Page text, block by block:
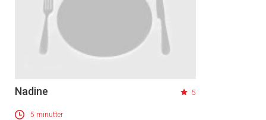
Nadine 5
5 minutter